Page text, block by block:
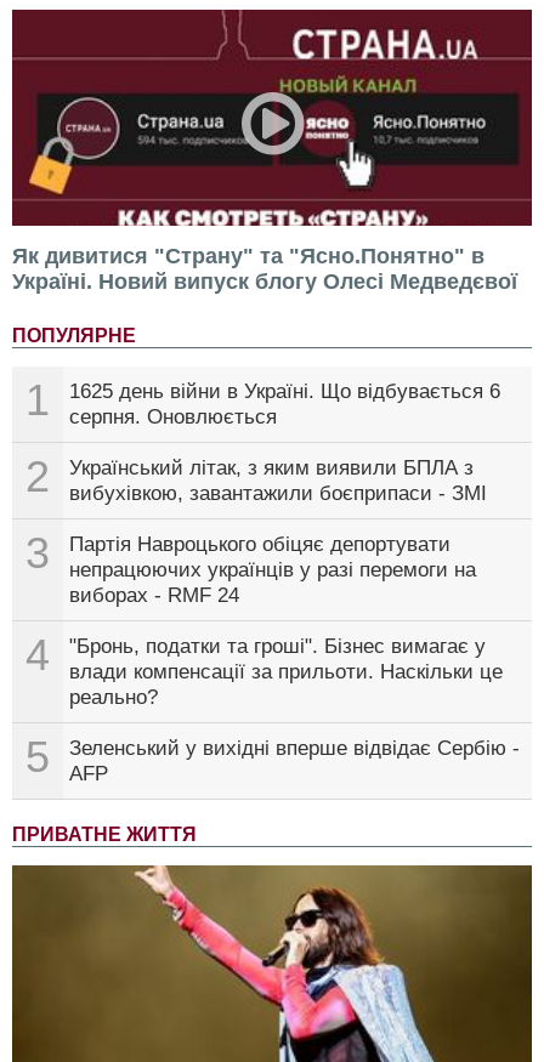
Як дивитися "Страну" та "Ясно.Понятно" в
Україні. Новий випуск блогу Олесі Медведєвої
ПОПУЛЯРНЕ
1
1625 день війни в Україні. Що відбувається 6
серпня. Оновлюється
2
Український літак, з яким виявили БПЛА з
вибухівкою, завантажили боєприпаси - ЗМІ
3
Партія Навроцького обіцяє депортувати
непрацюючих українців у разі перемоги на
виборах - RMF 24
4
"Бронь, податки та гроші". Бізнес вимагає у
влади компенсації за прильоти. Наскільки це
реально?
5
Зеленський у вихідні вперше відвідає Сербію -
AFP
ПРИВАТНЕ ЖИТТЯ